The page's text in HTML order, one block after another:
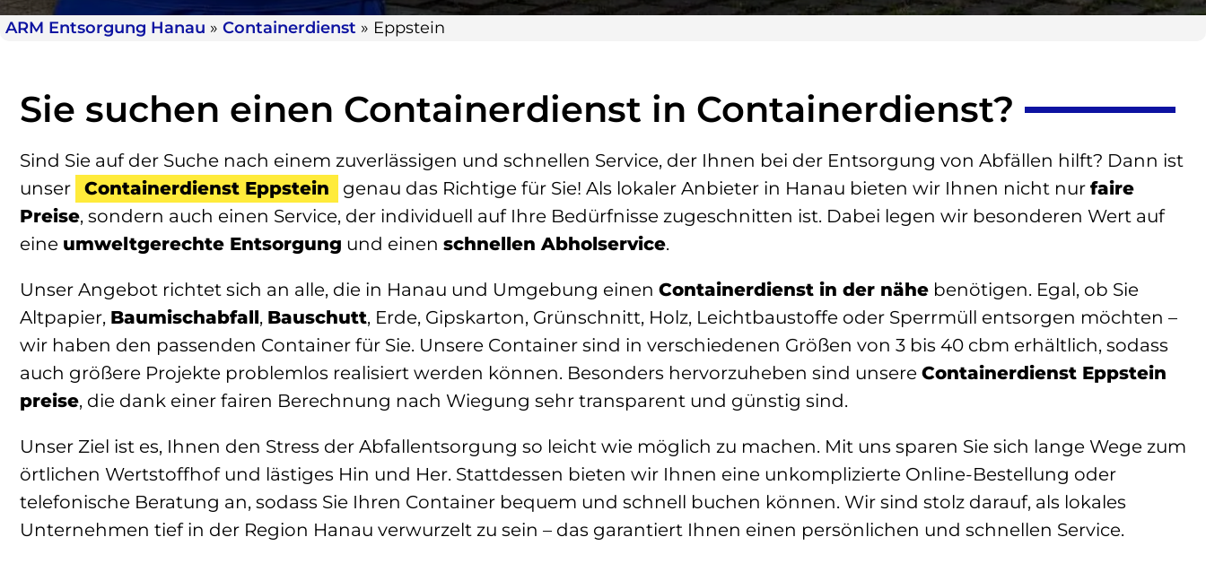
ARM Entsorgung Hanau » Containerdienst » Eppstein
Sie suchen einen Containerdienst in Containerdienst?
Sind Sie auf der Suche nach einem zuverlässigen und schnellen Service, der Ihnen bei der Entsorgung von Abfällen hilft? Dann ist
unser
Containerdienst Eppstein genau das Richtige für Sie! Als lokaler Anbieter in Hanau bieten wir Ihnen nicht nur faire
Preise, sondern auch einen Service, der individuell auf Ihre Bedürfnisse zugeschnitten ist. Dabei legen wir besonderen Wert auf
eine umweltgerechte Entsorgung und einen schnellen Abholservice.
Unser Angebot richtet sich an alle, die in Hanau und Umgebung einen Containerdienst in der nähe benötigen. Egal, ob Sie
Altpapier, Baumischabfall, Bauschutt, Erde, Gipskarton, Grünschnitt, Holz, Leichtbaustoffe oder Sperrmüll entsorgen möchten –
wir haben den passenden Container für Sie. Unsere Container sind in verschiedenen Größen von 3 bis 40 cbm erhältlich, sodass
auch größere Projekte problemlos realisiert werden können. Besonders hervorzuheben sind unsere Containerdienst Eppstein
preise, die dank einer fairen Berechnung nach Wiegung sehr transparent und günstig sind.
Unser Ziel ist es, Ihnen den Stress der Abfallentsorgung so leicht wie möglich zu machen. Mit uns sparen Sie sich lange Wege zum
örtlichen Wertstoffhof und lästiges Hin und Her. Stattdessen bieten wir Ihnen eine unkomplizierte Online-Bestellung oder
telefonische Beratung an, sodass Sie Ihren Container bequem und schnell buchen können. Wir sind stolz darauf, als lokales
Unternehmen tief in der Region Hanau verwurzelt zu sein – das garantiert Ihnen einen persönlichen und schnellen Service.